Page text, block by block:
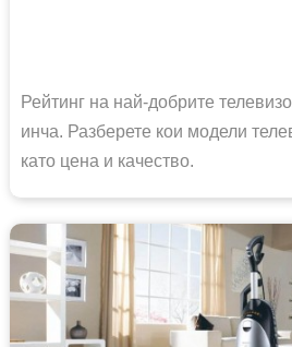
Рейтинг на най-добрите
инча. Разберете кои модели
като цена и качество.